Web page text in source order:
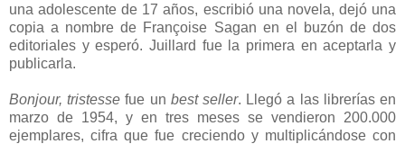
una adolescente de 17 años, escribió una novela, dejó una
copia a nombre de Françoise Sagan en el buzón de dos
editoriales y esperó. Juillard fue la primera en aceptarla y
publicarla.
Bonjour, tristesse fue un best seller. Llegó a las librerías en
marzo de 1954, y en tres meses se vendieron 200.000
ejemplares, cifra que fue creciendo y multiplicándose con